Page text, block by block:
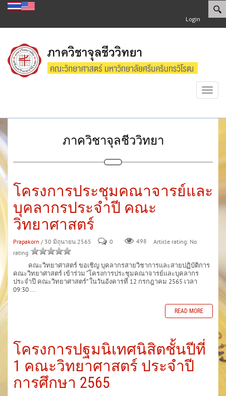
Login
ภาควิชาจุลชีววิทยา
โครงการประชุมคณาจารย์และ
บุคลากรประจำปี คณะ
วิทยาศาสตร์
Prapakorn / 30 มิถุนายน 2565 0 498
Article rating: No
rating
คณะวิทยาศาสตร์ ขอเชิญ บุคลากรสายวิชาการและสายปฏิบัติการ
คณะวิทยาศาสตร์ เข้าร่วม “โครงการประชุมคณาจารย์และบุคลากร
ประจำปี คณะวิทยาศาสตร์” ในวันอังคารที่ 12 กรกฎาคม 2565 เวลา
09:30 ...
READ MORE
โครงการปฐมนิเทศนิสิตชั้นปีที่
1 คณะวิทยาศาสตร์ ประจำปี
การศึกษา 2565